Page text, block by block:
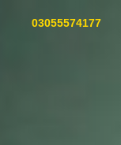
03055574177